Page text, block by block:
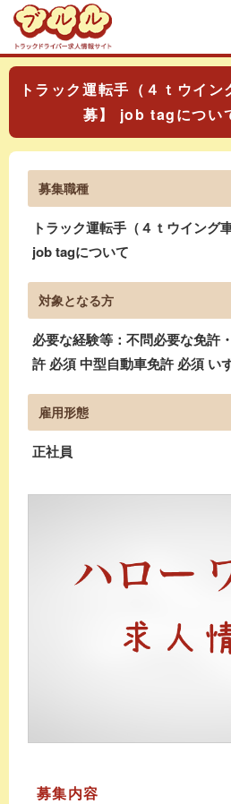
トラック運転手（４ｔウイ
募】 job tagについ
募集職種
トラック運転手（４ｔウイング
job tagについて
対象となる方
必要な経験等：不問必要な免許
許 必須 中型自動車免許 必須 い
雇用形態
正社員
募集内容